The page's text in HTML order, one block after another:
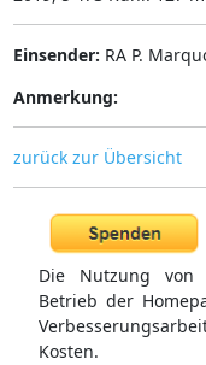
Einsender: RA P.
Anmerkung:
zurück zur Übersicht
Die Nutzung von
Betrieb der
Kosten.